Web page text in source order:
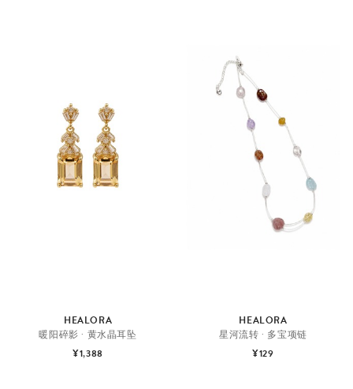
HEALORA
暖阳碎影 · 黄水晶耳坠
¥1,388
HEALORA
星河流转 · 多宝项链
¥129